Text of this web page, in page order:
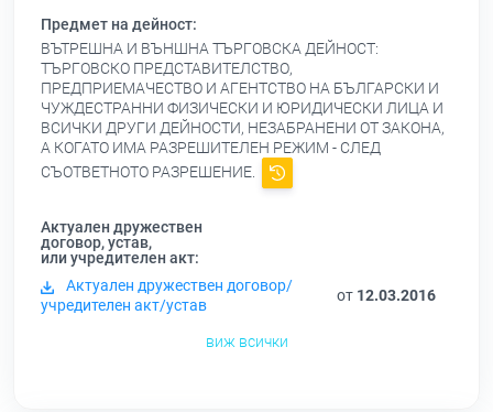
Предмет на дейност:
ВЪТРЕШНА И ВЪНШНА ТЪРГОВСКА ДЕЙНОСТ:
ТЪРГОВСКО ПРЕДСТАВИТЕЛСТВО,
ПРЕДПРИЕМАЧЕСТВО И АГЕНТСТВО НА БЪЛГАРСКИ И
ЧУЖДЕСТРАННИ ФИЗИЧЕСКИ И ЮРИДИЧЕСКИ ЛИЦА И
ВСИЧКИ ДРУГИ ДЕЙНОСТИ, НЕЗАБРАНЕНИ ОТ ЗАКОНА,
А КОГАТО ИМА РАЗРЕШИТЕЛЕН РЕЖИМ - СЛЕД
СЪОТВЕТНОТО РАЗРЕШЕНИЕ.
Актуален дружествен
договор, устав,
или учредителен акт:
Актуален дружествен договор/
учредителен акт/устав
от 12.03.2016
виж всички